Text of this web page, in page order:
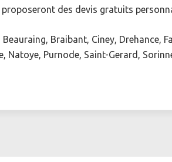
des devis gratuits
Braibant, Ciney, Drehance,
Natoye, Purnode, Saint-Gerard,